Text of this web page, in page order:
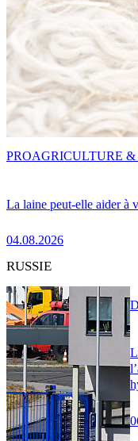
La laine peut-elle aider à
04.08.2026
PROAGRICULTURE
RUSSIE